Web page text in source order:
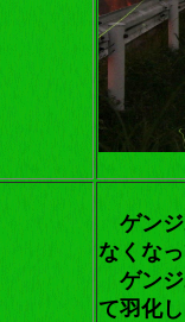
ゲンジ
なくな
ゲンジ
て羽化